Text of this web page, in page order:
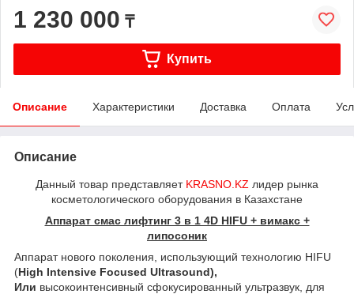
1 230 000 ₸
Купить
Описание Характеристики Доставка Оплата
Описание
Данный товар представляет KRASNO.KZ лидер рынка
косметологического оборудования в Казахстане
Аппарат смас лифтинг 3 в 1 4D HIFU + вимакс +
липосоник
Аппарат нового поколения, использующий технологию HIFU
(High Intensive Focused Ultrasound),
Или высокоинтенсивный сфокусированный ультразвук, для